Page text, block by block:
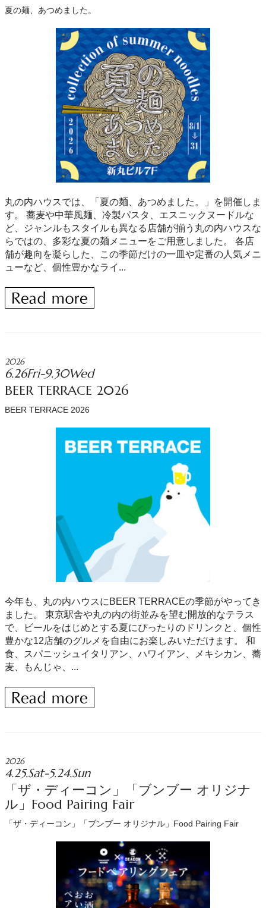
夏の麺、あつめました。
丸の内ハウスでは、「夏の麺、あつめました。」を開催しま
す。 蕎麦や中華風麺、冷製パスタ、エスニックヌードルな
ど、ジャンルもスタイルも異なる店舗が揃う丸の内ハウスな
らではの、多彩な夏の麺メニューをご用意しました。 各店
舗が趣向を凝らした、この季節だけの一皿や定番の人気メニ
ューなど、個性豊かなライ...
2026
6.26Fri-9.30Wed
BEER TERRACE 2026
BEER TERRACE 2026
今年も、丸の内ハウスにBEER TERRACEの季節がやってき
ました。 東京駅舎や丸の内の街並みを望む開放的なテラス
で、ビールをはじめとする夏にぴったりのドリンクと、個性
豊かな12店舗のグルメを自由にお楽しみいただけます。 和
食、スパニッシュイタリアン、ハワイアン、メキシカン、蕎
麦、もんじゃ、...
2026
4.25.Sat-5.24.Sun
「ザ・ディーコン」「ブンブー オリジナ
ル」Food Pairing Fair
「ザ・ディーコン」「ブンブー オリジナル」Food Pairing Fair